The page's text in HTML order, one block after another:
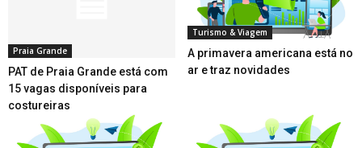
Praia Grande
PAT de Praia Grande está com
15 vagas disponíveis para
costureiras
Turismo & Viagem
A primavera americana está no
ar e traz novidades